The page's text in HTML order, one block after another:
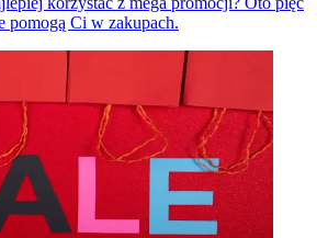
pomogą Ci w zakupach.